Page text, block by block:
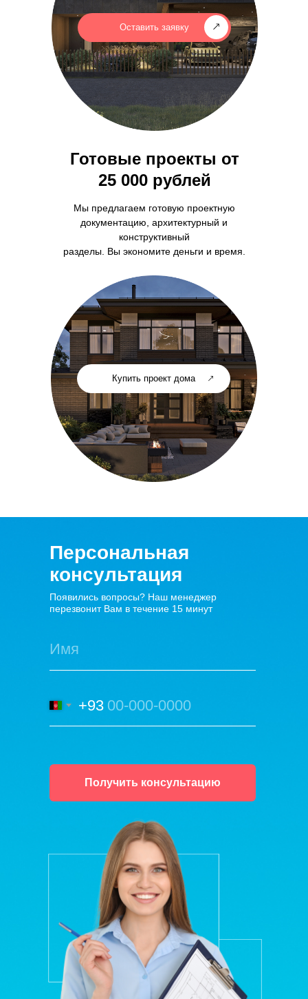
Купить проект дома
Оставить заявку
Готовые проекты от
25 000 рублей
Мы предлагаем готовую проектную
документацию, архитектурный и
конструктивный
разделы. Вы экономите деньги и время.
Персональная
консультация
Появились вопросы? Наш менеджер
перезвонит Вам в течение 15 минут
+93
Получить консультацию